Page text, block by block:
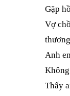
Gặp
Vợ
Anh
Thấy